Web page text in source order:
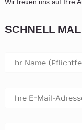
Wir freuen uns auf Ihre
SCHNELL